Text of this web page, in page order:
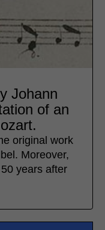
Johann
of an
original work
Moreover,
years after